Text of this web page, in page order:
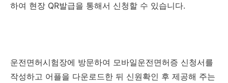
하여 현장 QR발급을 통해서 신청할 수 있습니다.
운전면허시험장에 방문하여 모바일운전면허증 신청서를
작성하고 어플을 다운로드한 뒤 신원확인 후 제공해 주는